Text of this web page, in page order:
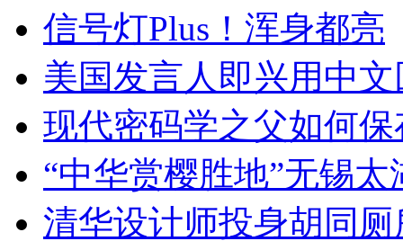
信号灯Plus！浑身都亮
美国发言人即兴用中
现代密码学之父如何
“中华赏樱胜地”无锡
清华设计师投身胡同